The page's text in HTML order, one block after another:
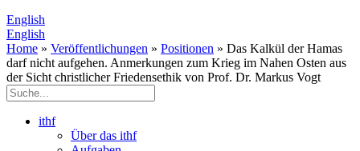
English
English
Home » Veröffentlichungen » Positionen » Das Kalkül der Hamas
darf nicht aufgehen. Anmerkungen zum Krieg im Nahen Osten aus
der Sicht christlicher Friedensethik von Prof. Dr. Markus Vogt
ithf
Über das ithf